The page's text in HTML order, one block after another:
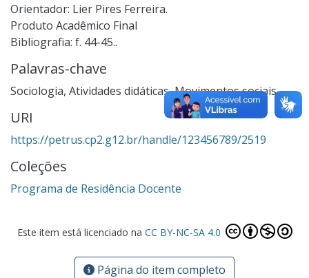
Orientador: Lier Pires Ferreira.
Produto Acadêmico Final
Bibliografia: f. 44-45..
Palavras-chave
Sociologia, Atividades didáticas,Movimentos sociais
URI
https://petrus.cp2.g12.br/handle/123456789/2519
Coleções
Programa de Residência Docente
Este item está licenciado na CC BY-NC-SA 4.0
Página do item completo